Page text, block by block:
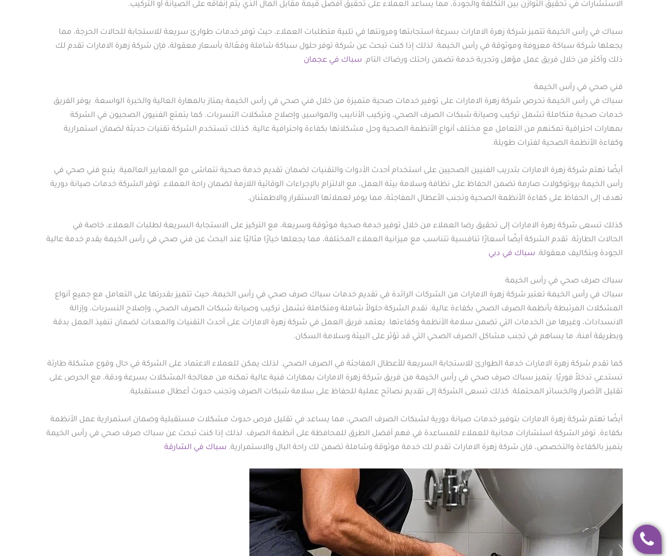
الاستشارات في تحقيق التوازن بين التكلفة والجودة، مما يساعد العملاء على تحقيق أفضل قيمة مقابل المال الذي يتم إنفاقه على الصيانة أو التركيب.
سباك في رأس الخيمة تتميز شركة زهرة الامارات بسرعة استجابتها ومرونتها في تلبية متطلبات العملاء، حيث توفر خدمات طوارئ سريعة للاستجابة للحالات الحرجة، مما
يجعلها شركة سباكة معروفة وموثوقة في رأس الخيمة. لذلك إذا كنت تبحث عن شركة توفر حلول سباكة شاملة وفعّالة بأسعار معقولة، فإن شركة زهرة الامارات تقدم لك
ذلك وأكثر من خلال فريق عمل مؤهل وتجربة خدمة تضمن راحتك ورضاك التام. سباك في عجمان
فني صحي في رأس الخيمة
سباك في رأس الخيمة تحرص شركة زهرة الامارات على توفير خدمات صحية متميزة من خلال فني صحي في رأس الخيمة يمتاز بالمهارة العالية والخبرة الواسعة. يوفر الفريق
خدمات صحية متكاملة تشمل تركيب وصيانة شبكات الصرف الصحي، وتركيب الأنابيب والمواسير، وإصلاح مشكلات التسربات. كما يتمتع الفنيون الصحيون في الشركة
بمهارات احترافية تمكنهم من التعامل مع مختلف أنواع الأنظمة الصحية وحل مشكلاتها بكفاءة واحترافية عالية. كذلك تستخدم الشركة تقنيات حديثة لضمان استمرارية
وكفاءة الأنظمة الصحية لفترات طويلة.
أيضًا تهتم شركة زهرة الامارات بتدريب الفنيين الصحيين على استخدام أحدث الأدوات والتقنيات لضمان تقديم خدمة صحية تتماشى مع المعايير العالمية. يتبع فني صحي في
رأس الخيمة بروتوكولات صارمة تضمن الحفاظ على نظافة وسلامة بيئة العمل، مع الالتزام بالإجراءات الوقائية اللازمة لضمان راحة العملاء. توفر الشركة خدمات صيانة دورية
تهدف إلى الحفاظ على كفاءة الأنظمة الصحية وتجنب الأعطال المفاجئة، مما يوفر لعملائها الاستقرار والاطمئنان.
كذلك تسعى شركة زهرة الامارات إلى تحقيق رضا العملاء من خلال توفير خدمة صحية موثوقة وسريعة، مع التركيز على الاستجابة السريعة لطلبات العملاء، خاصة في
الحالات الطارئة. تقدم الشركة أيضًا أسعارًا تنافسية تتناسب مع ميزانية العملاء المختلفة، مما يجعلها خيارًا مثاليًا عند البحث عن فني صحي في رأس الخيمة يقدم خدمة عالية
الجودة وبتكاليف معقولة. سباك في دبي
سباك صرف صحي في رأس الخيمة
سباك في رأس الخيمة تعتبر شركة زهرة الامارات من الشركات الرائدة في تقديم خدمات سباك صرف صحي في رأس الخيمة، حيث تتميز بقدرتها على التعامل مع جميع أنواع
المشكلات المرتبطة بأنظمة الصرف الصحي بكفاءة عالية. تقدم الشركة حلولاً شاملة ومتكاملة تشمل تركيب وصيانة شبكات الصرف الصحي، وإصلاح التسربات، وإزالة
الانسدادات، وغيرها من الخدمات التي تضمن سلامة الأنظمة وكفاءتها. يعتمد فريق العمل في شركة زهرة الامارات على أحدث التقنيات والمعدات لضمان تنفيذ العمل بدقة
وبطريقة آمنة، ما يساهم في تجنب مشاكل الصرف الصحي التي قد تؤثر على البيئة وسلامة السكان.
كما تقدم شركة زهرة الامارات خدمة الطوارئ للاستجابة السريعة للأعطال المفاجئة في الصرف الصحي. لذلك يمكن للعملاء الاعتماد على الشركة في حال وقوع مشكلة طارئة
تستدعي تدخلاً فوريًا. يتميز سباك صرف صحي في رأس الخيمة من فريق شركة زهرة الامارات بمهارات فنية عالية تمكنه من معالجة المشكلات بسرعة ودقة، مع الحرص على
تقليل الأضرار والخسائر المحتملة. كذلك تسعى الشركة إلى تقديم نصائح عملية للحفاظ على سلامة شبكات الصرف وتجنب حدوث أعطال مستقبلية.
أيضًا تهتم شركة زهرة الامارات بتوفير خدمات صيانة دورية لشبكات الصرف الصحي، مما يساعد في تقليل فرص حدوث مشكلات مستقبلية وضمان استمرارية عمل الأنظمة
بكفاءة. توفر الشركة استشارات مجانية للعملاء للمساعدة في فهم أفضل الطرق للمحافظة على أنظمة الصرف. لذلك إذا كنت تبحث عن سباك صرف صحي في رأس الخيمة
يتميز بالكفاءة والتخصص، فإن شركة زهرة الامارات تقدم لك خدمة موثوقة وشاملة تضمن لك راحة البال والاستمرارية. سباك في الشارقة